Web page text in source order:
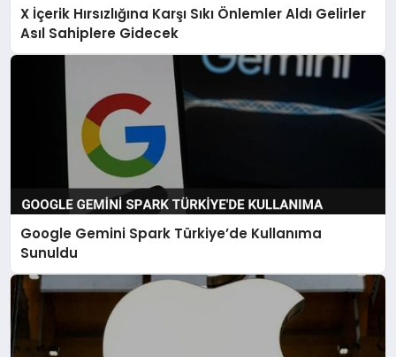
X İçerik Hırsızlığına Karşı Sıkı Önlemler Aldı Gelirler
Asıl Sahiplere Gidecek
Google Gemini Spark Türkiye’de Kullanıma
Sunuldu